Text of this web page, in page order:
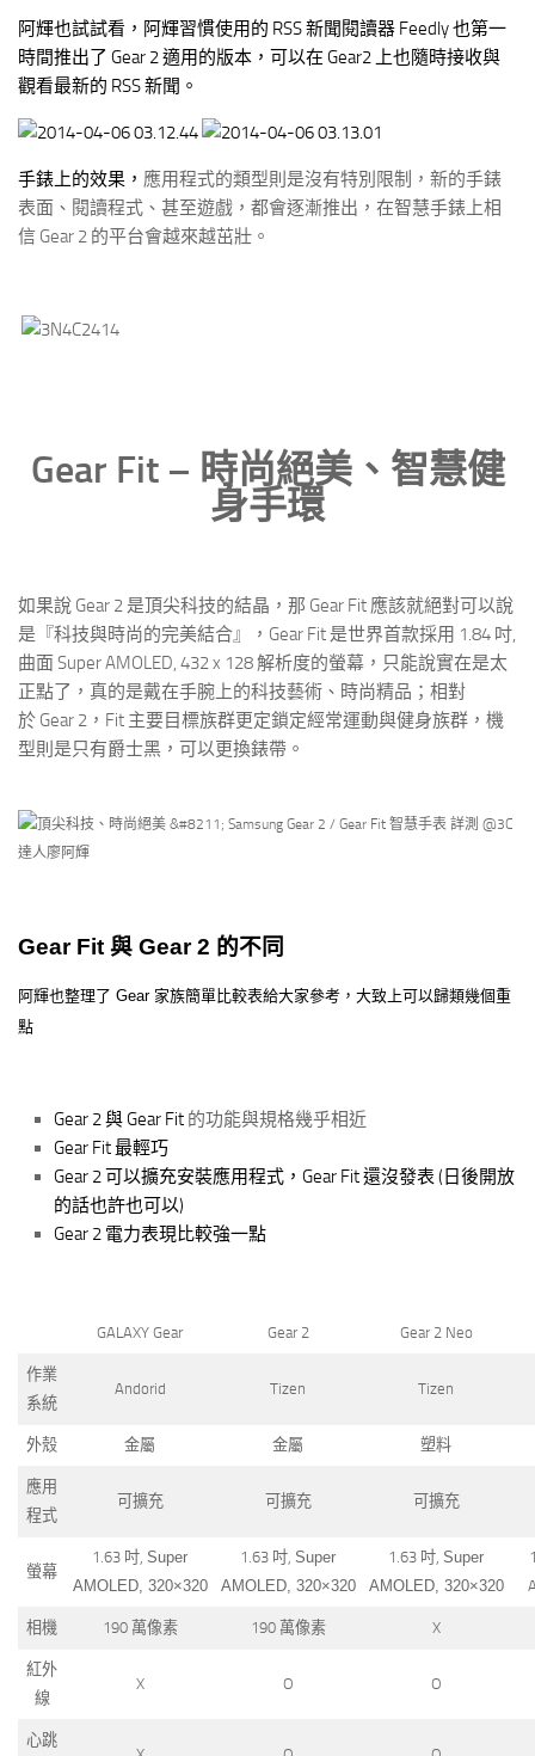
阿輝也試試看，阿輝習慣使用的 RSS 新聞閱讀器 Feedly 也第一
時間推出了 Gear 2 適用的版本，可以在 Gear2 上也隨時接收與
觀看最新的 RSS 新聞。
手錶上的效果， 應用程式的類型則是沒有特別限制，新的手錶
表面、閱讀程式、甚至遊戲，都會逐漸推出，在智慧手錶上相
信 Gear 2 的平台會越來越茁壯。
Gear Fit – 時尚絕美、智慧健
身手環
如果說 Gear 2 是頂尖科技的結晶，那 Gear Fit 應該就絕對可以說
是『科技與時尚的完美結合』，Gear Fit 是世界首款採用 1.84 吋,
曲面 Super AMOLED, 432 x 128 解析度的螢幕，只能說實在是太
正點了，真的是戴在手腕上的科技藝術、時尚精品；相對
於 Gear 2，Fit 主要目標族群更定鎖定經常運動與健身族群，機
型則是只有爵士黑，可以更換錶帶。
Gear Fit 與 Gear 2 的不同
阿輝也整理了 Gear 家族簡單比較表給大家參考，大致上可以歸類幾個重
點
Gear 2 與 Gear Fit 的功能與規格幾乎相近
Gear Fit 最輕巧
Gear 2 可以擴充安裝應用程式，Gear Fit 還沒發表 (日後開放
的話也許也可以)
Gear 2 電力表現比較強一點
GALAXY Gear Gear 2 Gear 2 Neo
作業
系統
Andorid Tizen Tizen
外殼 金屬 金屬 塑料
應用
程式
可擴充 可擴充 可擴充
螢幕
1.63 吋, Super
AMOLED, 320×320
1.63 吋, Super
AMOLED, 320×320
1.63 吋, Super
AMOLED, 320×320
相機 190 萬像素 190 萬像素 X
紅外
線
X O O
心跳